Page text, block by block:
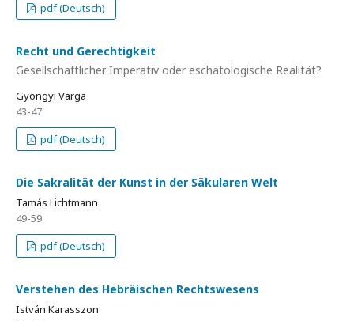
pdf (Deutsch)
Recht und Gerechtigkeit
Gesellschaftlicher Imperativ oder eschatologische Realität?
Gyöngyi Varga
43-47
pdf (Deutsch)
Die Sakralität der Kunst in der Säkularen Welt
Tamás Lichtmann
49-59
pdf (Deutsch)
Verstehen des Hebräischen Rechtswesens
István Karasszon